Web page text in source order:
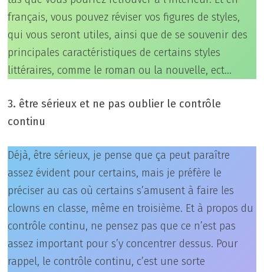
français, vous pouvez réviser vos figures de styles,
qui vous seront utiles, ainsi que de se souvenir des
principales caractéristiques de certains styles
littéraires, comme le roman ou la nouvelle, ect…
3. être sérieux et ne pas oublier le contrôle
continu
Déjà, être sérieux, je pense que ça peut paraître
assez évident pour certains, mais je préfère le
préciser au cas où certains s’amusent à faire les
clowns en classe, même en troisième. Et à propos du
contrôle continu, ne pensez pas que ce n’est pas
assez important pour s’y concentrer dessus. Pour
rappel, le contrôle continu, c’est une sorte